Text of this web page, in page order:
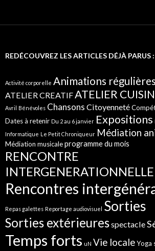
REDÉCOUVREZ LES ARTICLES DÉJÀ PARUS :
Activité corporelle Animations régulières
ATELIER CREATIFATELIER
Avril Bénévoles Chansons Citoyenneté
Dates à retenir Du 2 au 6 janvier Expositions
Informatique Le Petit Chroniqueur Médiation
Médiation musicaleprogramme du mois
RENCONTRE
INTERGENERATIONNELLE
Rencontres
Repas galettes Reportage audiovisuel Sorties
Sorties extérieuresspectacle
Temps forts uN Vie localeYoga